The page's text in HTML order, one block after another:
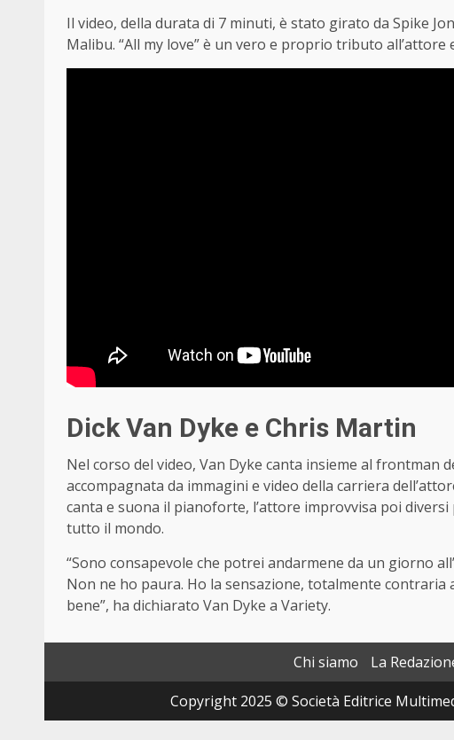
Il video, della durata di 7 minuti, è stato girato da Spike
Malibu. “All my love” è un vero e proprio tributo all’attore
Dick Van Dyke e Chris Martin
Nel corso del video, Van Dyke canta insieme al frontman
accompagnata da immagini e video della carriera
canta e suona il pianoforte, l’attore improvvisa poi
tutto il mondo.
“Sono consapevole che potrei andarmene da un giorno
Non ne ho paura. Ho la sensazione, totalmente
bene”, ha dichiarato Van Dyke a Variety.
Chi siamo La
Copyright 2025 © Società Editrice